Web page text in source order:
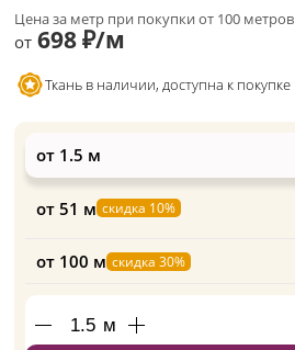
Цена за метр при покупки от 100 метров
от 698 ₽/м
Ткань в наличии, доступна к покупке
от 1.5 м
от 51 м скидка 10%
от 100 м скидка 30%
м